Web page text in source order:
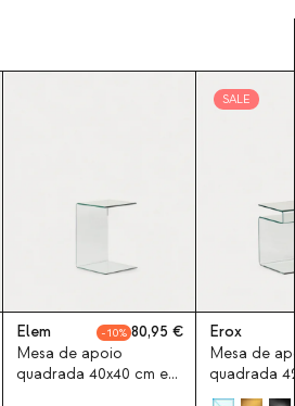
Elem 10
80,95
Mesa de apoio
quadrada 40x40 cm em
SALE
Erox
Mesa de
quadrada
vidro Erox.